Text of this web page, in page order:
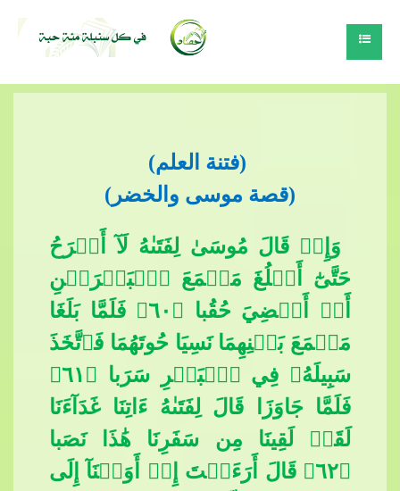
(فتنة​​ العلم)
(قصة موسى والخضر)
​​ وَإِذۡ قَالَ مُوسَىٰ لِفَتَىٰهُ لَآ أَبۡرَحُ
حَتَّىٰٓ أَبۡلُغَ مَجۡمَعَ ٱلۡبَحۡرَيۡنِ
أَوۡ أَمۡضِيَ حُقُبا ﴿٦٠﴾ فَلَمَّا بَلَغَا
مَجۡمَعَ بَيۡنِهِمَا نَسِيَا حُوتَهُمَا فَٱتَّخَذَ
سَبِيلَهُۥ فِي ٱلۡبَحۡرِ سَرَبا ﴿٦١﴾
فَلَمَّا جَاوَزَا قَالَ لِفَتَىٰهُ ءَاتِنَا غَدَآءَنَا
لَقَدۡ لَقِينَا مِن سَفَرِنَا هَٰذَا نَصَبا
﴿٦٢﴾ قَالَ أَرَءَيۡتَ إِذۡ أَوَيۡنَآ إِلَى